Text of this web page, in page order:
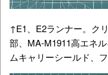
↑E1、E2ランナー。ク
部、MA-M1911高エネ
ムキャリーシールド、